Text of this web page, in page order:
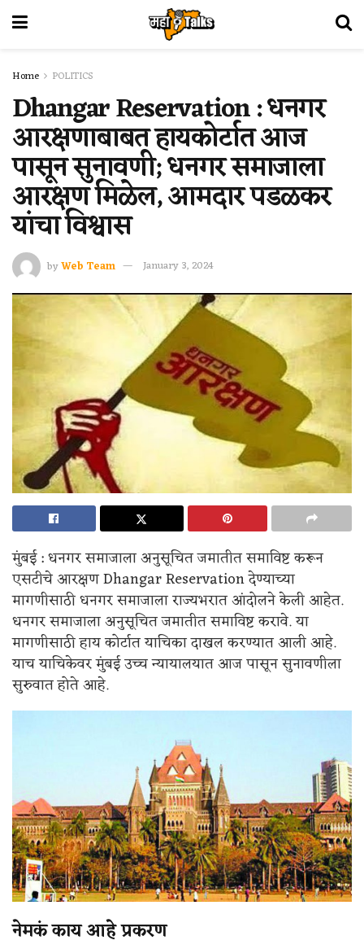
Home POLITICS
Dhangar Reservation : धनगर
आरक्षणाबाबत हायकोर्टात आज
पासून सुनावणी; धनगर समाजाला
आरक्षण मिळेल, आमदार पडळकर
यांचा विश्वास
byWeb Team January 3, 2024
मुंबई : धनगर समाजाला अनुसूचित जमातीत समाविष्ट करून
एसटीचे आरक्षण Dhangar Reservation देण्याच्या
मागणीसाठी धनगर समाजाला राज्यभरात आंदोलने केली आहेत.
धनगर समाजाला अनुसूचित जमातीत समाविष्ट करावे. या
मागणीसाठी हाय कोर्टात याचिका दाखल करण्यात आली आहे.
याच याचिकेवर मुंबई उच्च न्यायालयात आज पासून सुनावणीला
सुरुवात होते आहे.
नेमकं काय आहे प्रकरण